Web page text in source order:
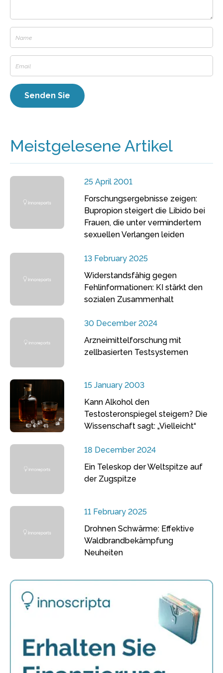
Meistgelesene Artikel
25 April 2001
Forschungsergebnisse zeigen:
Bupropion steigert die Libido bei
Frauen, die unter vermindertem
sexuellen Verlangen leiden
13 February 2025
Widerstandsfähig gegen
Fehlinformationen: KI stärkt den
sozialen Zusammenhalt
30 December 2024
Arzneimittelforschung mit
zellbasierten Testsystemen
15 January 2003
Kann Alkohol den
Testosteronspiegel steigern? Die
Wissenschaft sagt: „Vielleicht“
18 December 2024
Ein Teleskop der Weltspitze auf
der Zugspitze
11 February 2025
Drohnen Schwärme: Effektive
Waldbrandbekämpfung
Neuheiten